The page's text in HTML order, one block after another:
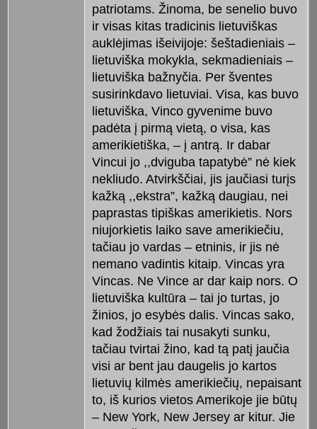
patriotams. Žinoma, be senelio buvo
ir visas kitas tradicinis lietuviškas
auklėjimas išeivijoje: šeštadieniais –
lietuviška mokykla, sekmadieniais –
lietuviška bažnyčia. Per šventes
susirinkdavo lietuviai. Visa, kas buvo
lietuviška, Vinco gyvenime buvo
padėta į pirmą vietą, o visa, kas
amerikietiška, – į antrą. Ir dabar
Vincui jo ,,dviguba tapatybė” nė kiek
nekliudo. Atvirkščiai, jis jaučiasi turįs
kažką ,,ekstra”, kažką daugiau, nei
paprastas tipiškas amerikietis. Nors
niujorkietis laiko save amerikiečiu,
tačiau jo vardas – etninis, ir jis nė
nemano vadintis kitaip. Vincas yra
Vincas. Ne Vince ar dar kaip nors. O
lietuviška kultūra – tai jo turtas, jo
žinios, jo esybės dalis. Vincas sako,
kad žodžiais tai nusakyti sunku,
tačiau tvirtai žino, kad tą patį jaučia
visi ar bent jau daugelis jo kartos
lietuvių kilmės amerikiečių, nepaisant
to, iš kurios vietos Amerikoje jie būtų
– New York, New Jersey ar kitur. Jie